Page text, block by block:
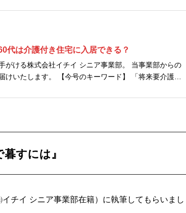
代は介護付き住宅に入居できる？
がける株式会社イチイ シニア事業部。 当事業部からの
いたします。 【今号のキーワード】 「将来要介護に
すには』
イチイ シニア事業部在籍）に執筆してもらいまし